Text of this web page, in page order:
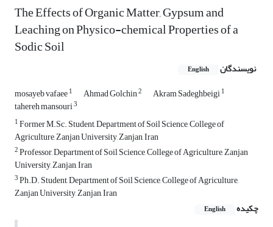
The Effects of Organic Matter, Gypsum and
Leaching on Physico-chemical Properties of a
Sodic Soil
نویسندگان English
mosayeb vafaee1 Ahmad Golchin2 Akram Sadeghbeigi1
tahereh mansouri3
1Former M.Sc. Student, Department of Soil Science, College of
Agriculture, Zanjan University, Zanjan, Iran
2Professor, Department of Soil Science, College of Agriculture, Zanjan
University, Zanjan, Iran
3Ph.D. Student, Department of Soil Science, College of Agriculture,
Zanjan University, Zanjan, Iran
چکیده
English